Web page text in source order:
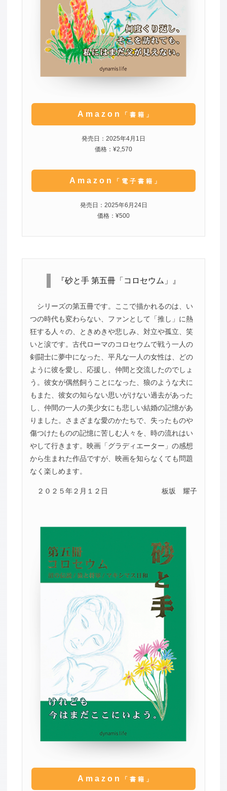
Amazon 「書籍」
発売日：2025年4月1日
価格：¥2,570
Amazon 「電子書籍」
発売日：2025年6月24日
価格：¥500
『砂と手 第五冊「コロセウム」』
シリーズの第五冊です。ここで描かれるのは、い
つの時代も変わらない、ファンとして「推し」に熱
狂する人々の、ときめきや悲しみ、対立や孤立、笑
いと涙です。古代ローマのコロセウムで戦う一人の
剣闘士に夢中になった、平凡な一人の女性は、どの
ように彼を愛し、応援し、仲間と交流したのでしょ
う。彼女が偶然飼うことになった、狼のような犬に
もまた、彼女の知らない思いがけない過去があった
し、仲間の一人の美少女にも悲しい結婚の記憶があ
りました。さまざまな愛のかたちで、失ったものや
傷つけたものの記憶に苦しむ人々を、時の流れはい
やして行きます。映画「グラディエーター」の感想
から生まれた作品ですが、映画を知らなくても問題
なく楽しめます。
２０２５年２月１２日 板坂 耀子
Amazon 「書籍」